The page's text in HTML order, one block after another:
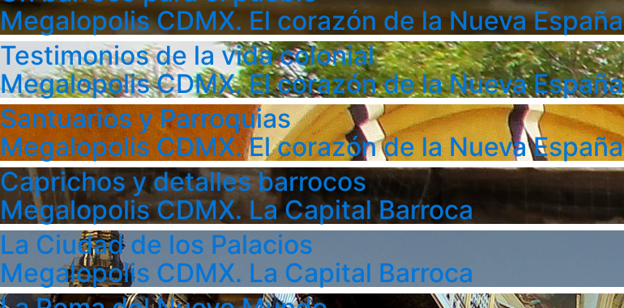
Megalopolis CDMX. El corazón de la Nueva España
Testimonios de la vida colonial
Megalopolis CDMX. El corazón de la Nueva España
Santuarios y Parroquias
Megalopolis CDMX. El corazón de la Nueva España
Caprichos y detalles barrocos
Megalopolis CDMX. La Capital Barroca
La Ciudad de los Palacios
Megalopolis CDMX. La Capital Barroca